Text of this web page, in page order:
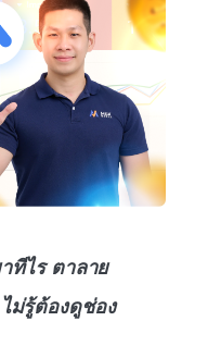
าทีไร ตาลาย
ม่รู้ต้องดูช่อง